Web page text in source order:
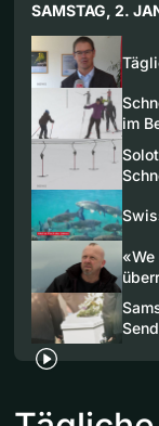
SAMSTAG, 2.
im
«We